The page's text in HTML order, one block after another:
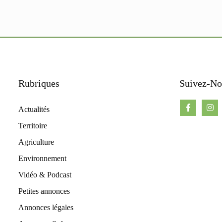
Rubriques
Actualités
Territoire
Agriculture
Environnement
Vidéo & Podcast
Petites annonces
Annonces légales
Suivez-